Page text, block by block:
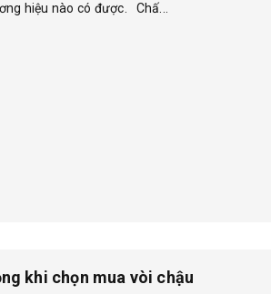
hiệu nào có được. Chấ...
khi chọn mua vòi chậu